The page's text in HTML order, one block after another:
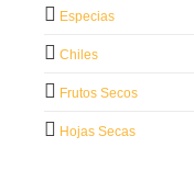
Especias
Chiles
Frutos Secos
Hojas Secas